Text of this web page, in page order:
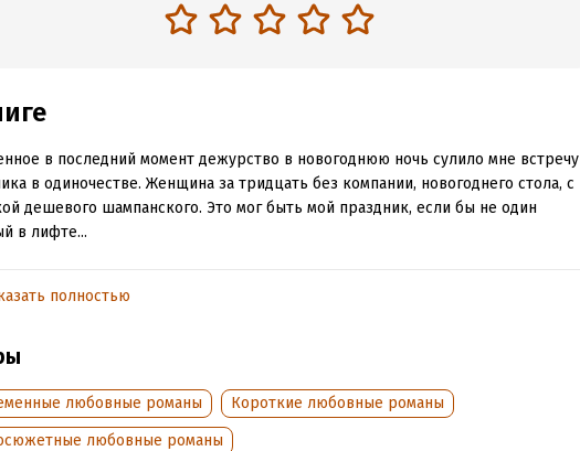
в последний момент дежурство в новогоднюю ночь сулило мне встречу
в одиночестве. Женщина за тридцать без компании, новогоднего стола, с
дешевого шампанского. Это мог быть мой праздник, если бы не один
в лифте...
информация
66272
2026
3 июня 2026
полностью
любовные романы
Короткие любовные романы
любовные романы